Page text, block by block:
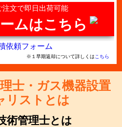
文で即日出荷可能
ムはこちら
依頼フォーム
※１早期返却について詳しくは こちら
士・ガス機器設置
リストとは
術管理士とは